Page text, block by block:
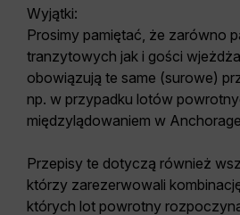
Wyjątki:
Prosimy pamiętać, że zarówno
tranzytowych jak i gości
obowiązują te same (surowe)
np. w przypadku lotów
międzylądowaniem w
Przepisy te dotyczą również
którzy zarezerwowali
których lot powrotny